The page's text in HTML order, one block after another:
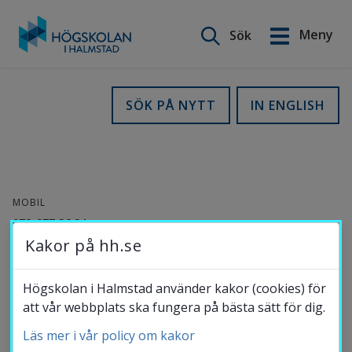
Sök
Meny
IN ENGLISH
SÖK PÅ NYTT
MOBIL
072-977 36 24
yuantao.fan@hh.se
ORCID-
ID
English
Utbildning
Samverkan
Om Högskolan
Kakor på hh.se
Högskolan i Halmstad använder kakor (cookies) för
att vår webbplats ska fungera på bästa sätt för dig.
Läs mer i vår policy om kakor